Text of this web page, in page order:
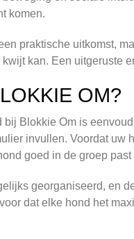
komen.
praktische uitkomst,
kan. Een uitgeruste
OM?
bij Blokkie Om is
invullen. Voordat uw
goed in de groep
georganiseerd, en
dat elke hond het